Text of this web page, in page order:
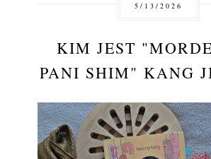
5/13/2026
KIM JEST
PANI SHIM" KANG